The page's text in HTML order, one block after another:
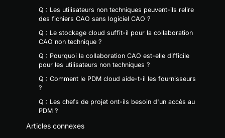
Q : Les utilisateurs non techniques peuvent-ils relire
des fichiers CAO sans logiciel CAO ?
Q : Le stockage cloud suffit-il pour la collaboration
CAO non technique ?
Q : Pourquoi la collaboration CAO est-elle difficile
pour les utilisateurs non techniques ?
Q : Comment le PDM cloud aide-t-il les fournisseurs
?
Q : Les chefs de projet ont-ils besoin d'un accès au
PDM ?
Articles connexes